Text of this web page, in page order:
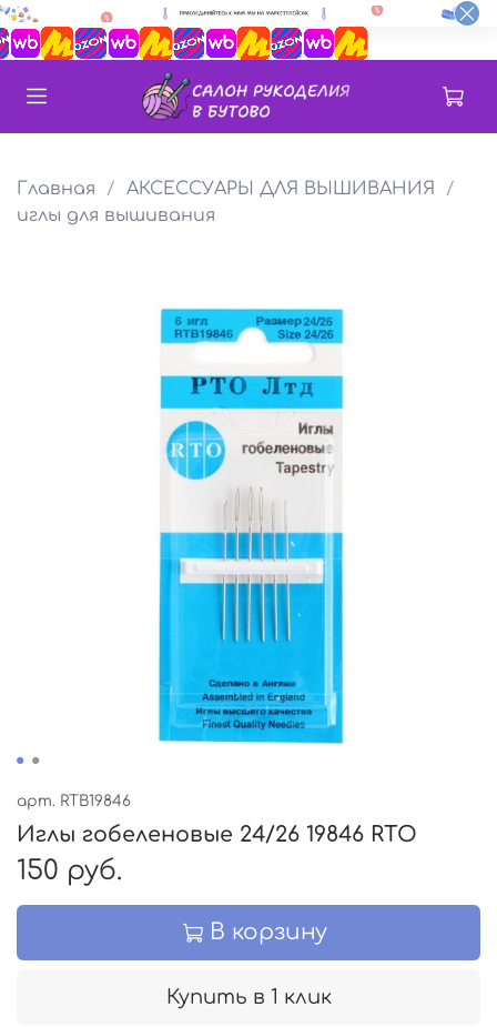
Главная
АКСЕССУАРЫ ДЛЯ ВЫШИВАНИЯ
иглы для вышивания
арт. RTB19846
Иглы гобеленовые 24/26 19846 RTO
150 руб.
В корзину
Купить в 1 клик